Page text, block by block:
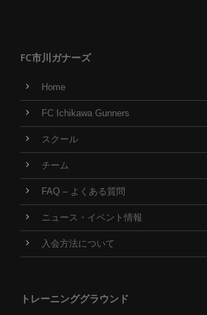
FC市川ガナーズ
Home
FC Ichikawa Gunners
スクール
チーム
FAQ – よくある質問
ニュース・イベント情報
入会方法について
トレーニンググラウンド